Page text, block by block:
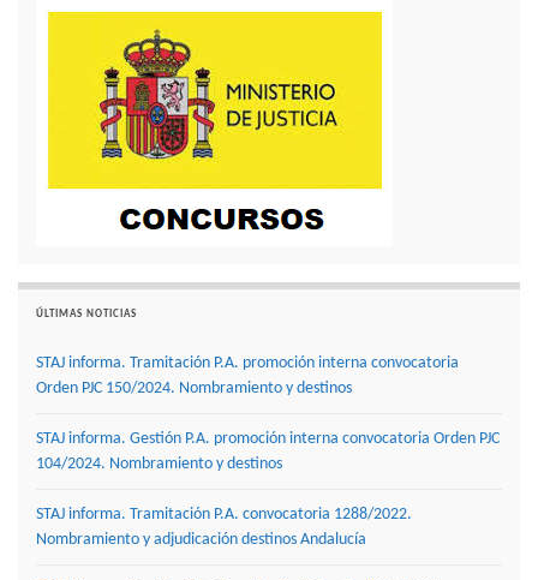
ÚLTIMAS NOTICIAS
STAJ informa. Tramitación P.A. promoción interna convocatoria
Orden PJC 150/2024. Nombramiento y destinos
STAJ informa. Gestión P.A. promoción interna convocatoria Orden PJC
104/2024. Nombramiento y destinos
STAJ informa. Tramitación P.A. convocatoria 1288/2022.
Nombramiento y adjudicación destinos Andalucía